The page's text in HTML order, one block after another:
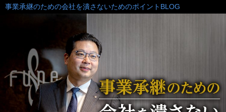
事業承継のための会社を潰さないためのポイントBLOG